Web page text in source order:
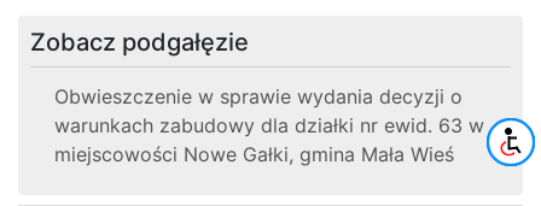
Zobacz podgałęzie
Obwieszczenie w sprawie wydania decyzji o
warunkach zabudowy dla działki nr ewid. 63 w
miejscowości Nowe Gałki, gmina Mała Wieś